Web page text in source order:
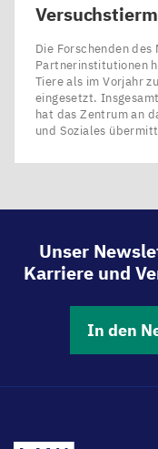
Die Forschenden
Partnerinstitutionen
Tiere als im Vorjahr
eingesetzt.
hat das Zentrum an
und Soziales
Unser
Karriere und
In den